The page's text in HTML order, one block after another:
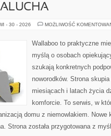
- 30 - 2026 MOŻLIWOŚĆ
Wallaboo to praktyczne
myślą o osobach
szukają konkretnych
noworodków. Strona
miesiącach i latach życia
komforcie. To serwis, w
domu z niemowlakiem. Nowe
Strona została przygotowana z